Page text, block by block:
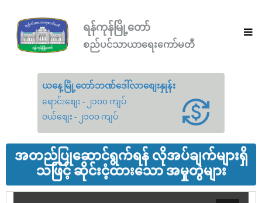
ရန်ကုန်မြို့တော်
စည်ပင်သာယာရေးကော်မတီ
ယနေ့မြို့တော်ဘဏ်ဒေါ်လာစျေးနှုန်း
ရောင်းစျေး - ၂၁၀၀ ကျပ်
ဝယ်စျေး - ၂၁၀၀ ကျပ်
အတည်ပြုဆောင်ရွက်ရန် လိုအပ်ချက်များရှိ
သဖြင့် ဆိုင်းငံ့ထားသော အမှုတွဲများ